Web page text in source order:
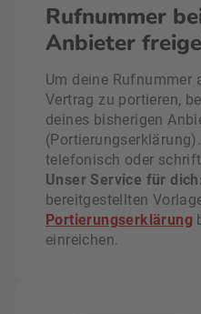
Rufnummer
Anbieter
Um deine Rufnummer
Vertrag zu portieren,
deines bisherigen
telefonisch oder
Unser Service für dich:
bereitgestellten
Portierungserklärung
einreichen.